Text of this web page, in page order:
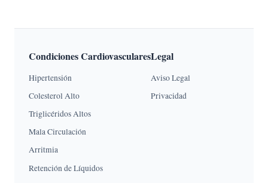
Condiciones Cardiovasculares
Hipertensión
Colesterol Alto
Triglicéridos Altos
Mala Circulación
Arritmia
Retención de Líquidos
Legal
Aviso Legal
Privacidad